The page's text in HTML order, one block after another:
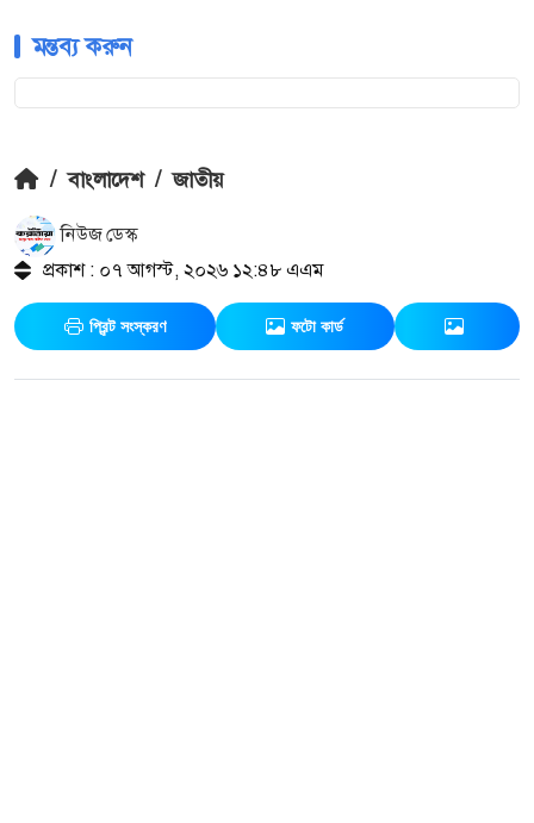
মন্তব্য করুন
/ বাংলাদেশ / জাতীয়
নিউজ ডেস্ক
প্রকাশ : ০৭ আগস্ট, ২০২৬ ১২:৪৮ এএম
প্রিন্ট সংস্করণ ফটো কার্ড